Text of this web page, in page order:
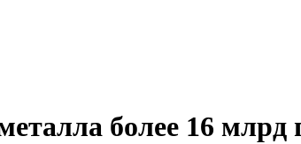
более 16